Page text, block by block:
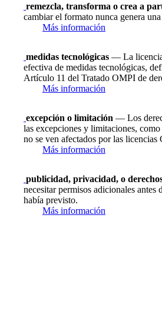
remezcla, transforma o crea a
cambiar el formato nunca genera
Más información
medidas tecnológicas — La
efectiva de medidas tecnológicas,
Artículo 11 del Tratado OMPI de
Más información
excepción o limitación — Los
las excepciones y limitaciones,
no se ven afectados por las licencias
Más información
publicidad, privacidad, o
necesitar permisos adicionales antes
había previsto.
Más información